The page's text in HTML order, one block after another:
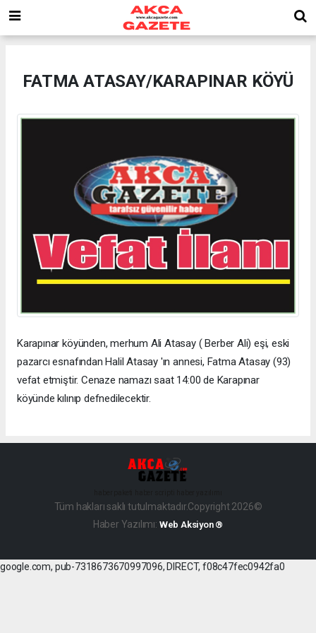
FATMA ATASAY/KARAPINAR KÖYÜ
Karapınar köyünden, merhum Ali Atasay ( Berber Ali) eşi, eski
pazarcı esnafından Halil Atasay 'ın annesi, Fatma Atasay (93)
vefat etmiştir. Cenaze namazı saat 14:00 de Karapınar
köyünde kılınıp defnedilecektir.
Tüm hakları saklı tutulmaktadır.Copyright 2026©
Haber Yazılımı: Web Aksiyon ®
google.com, pub-7318673670997096, DIRECT, f08c47fec0942fa0